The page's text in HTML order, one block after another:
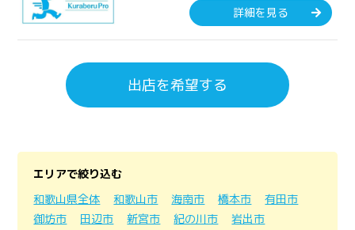
詳細を見る
出店を希望する
エリアで絞り込む
和歌山県全体
和歌山市 海南市 橋本市
有田市
御坊市
田辺市 新宮市 紀の川市
岩出市